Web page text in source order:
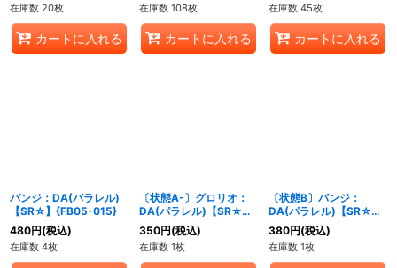
在庫数 20枚
カートに入れる
在庫数 108枚
カートに入れる
在庫数 45枚
カートに入れる
パンジ：DA(パラレル)
【SR☆】{FB05-015}
480円(税込)
在庫数 4枚
〔状態A-〕グロリオ：
DA(パラレル)【SR☆】
{FB05-006}
350円(税込)
在庫数 1枚
〔状態B〕パンジ：
DA(パラレル)【SR☆】
{FB05-015}
380円(税込)
在庫数 1枚